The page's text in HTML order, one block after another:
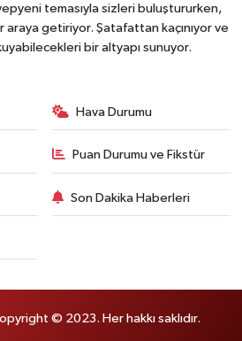
temasıyla sizleri buluştururken,
getiriyor. Şatafattan kaçınıyor ve
bir altyapı sunuyor.
Hava Durumu
Puan Durumu ve Fikstür
Son Dakika Haberleri
© 2023. Her hakkı saklıdır.